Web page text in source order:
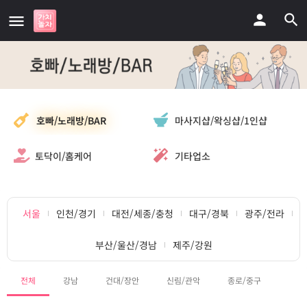
호빠/노래방/BAR 마사지샵/왁싱샵/1인샵
토닥이/홈케어 기타업소
서울 인천/경기 대전/세종/충청 대구/경북 광주/전라
부산/울산/경남 제주/강원
전체 강남 건대/장안 신림/관악 종로/중구